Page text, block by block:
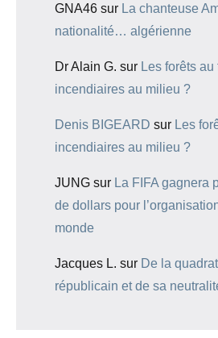
GNA46 sur La chanteuse
nationalité… algérienne
Dr Alain G. sur Les forêts au
incendiaires au milieu ?
Denis BIGEARD sur Les
incendiaires au milieu ?
JUNG sur La FIFA gagnera
de dollars pour
monde
Jacques L. sur De la
républicain et de sa